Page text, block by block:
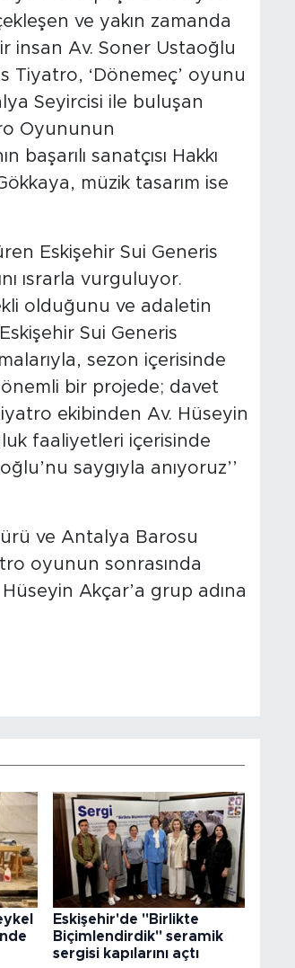
ve yakın zamanda
insan Av. Soner Ustaoğlu
Tiyatro, ‘Dönemeç’ oyunu
Seyircisi ile buluşan
Oyununun
sanatçısı Hakkı
müzik tasarım ise
Eskişehir Sui Generis
ısrarla vurguluyor.
olduğunu ve adaletin
Sui Generis
sezon içerisinde
bir projede; davet
ekibinden Av. Hüseyin
faaliyetleri içerisinde
saygıyla anıyoruz’’
ve Antalya Barosu
oyunun sonrasında
Akçar’a grup adına
Eskişehir'de "Birlikte
Biçimlendirdik" seramik
sergisi kapılarını açtı